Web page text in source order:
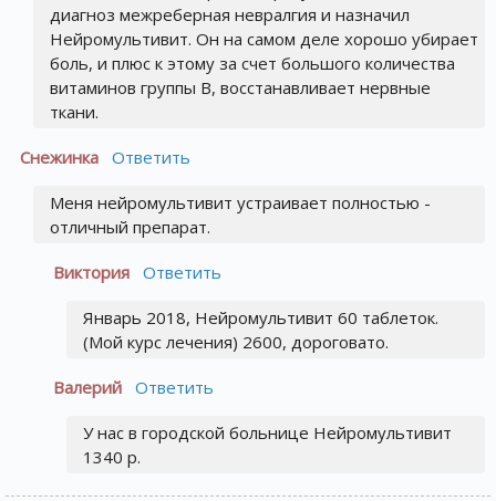
диагноз межреберная невралгия и назначил
Нейромультивит. Он на самом деле хорошо убирает
боль, и плюс к этому за счет большого количества
витаминов группы В, восстанавливает нервные
ткани.
Снежинка Ответить
Меня нейромультивит устраивает полностью -
отличный препарат.
Виктория Ответить
Январь 2018, Нейромультивит 60 таблеток.
(Мой курс лечения) 2600, дороговато.
Валерий Ответить
У нас в городской больнице Нейромультивит
1340 р.